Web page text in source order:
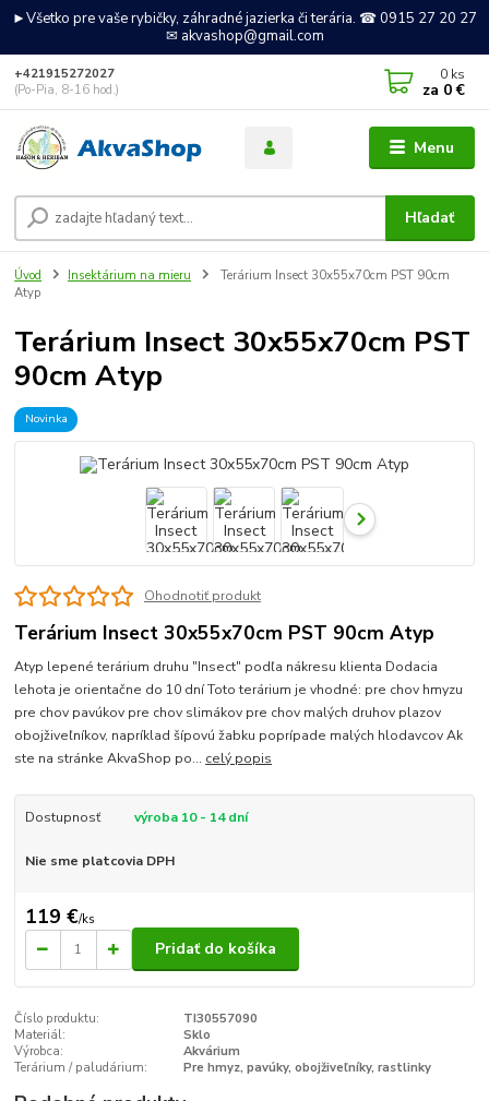
►Všetko pre vaše rybičky, záhradné jazierka či terária. ☎ 0915 27 20 27
✉ akvashop@gmail.com
Menu
Hľadať
+421915272027
(Po-Pia, 8-16 hod.)
0 ks
za 0 €
Úvod Insektárium na mieru
Terárium Insect 30x55x70cm PST 90cm
Atyp
Terárium Insect 30x55x70cm PST
90cm Atyp
Novinka
Ohodnotiť produkt
Terárium Insect 30x55x70cm PST 90cm Atyp
Atyp lepené terárium druhu "Insect" podľa nákresu klienta Dodacia
lehota je orientačne do 10 dní Toto terárium je vhodné: pre chov hmyzu
pre chov pavúkov pre chov slimákov pre chov malých druhov plazov
obojživeľníkov, napríklad šípovú žabku poprípade malých hlodavcov Ak
ste na stránke AkvaShop po... celý popis
Dostupnosť výroba 10 - 14 dní
Nie sme platcovia DPH
119 €/ks
Pridať do košíka
Číslo produktu:
TI30557090
Materiál:
Sklo
Výrobca:
Akvárium
Terárium / paludárium:
Pre hmyz, pavúky, obojživeľníky, rastlinky